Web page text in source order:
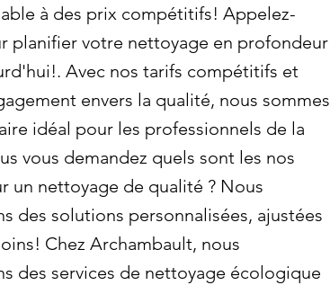
à des prix compétitifs! Appelez-
planifier votre nettoyage en profondeur
Avec nos tarifs compétitifs et
envers la qualité, nous sommes
idéal pour les professionnels de la
vous demandez quels sont les nos
un nettoyage de qualité ? Nous
des solutions personnalisées, ajustées
Chez Archambault, nous
des services de nettoyage écologique